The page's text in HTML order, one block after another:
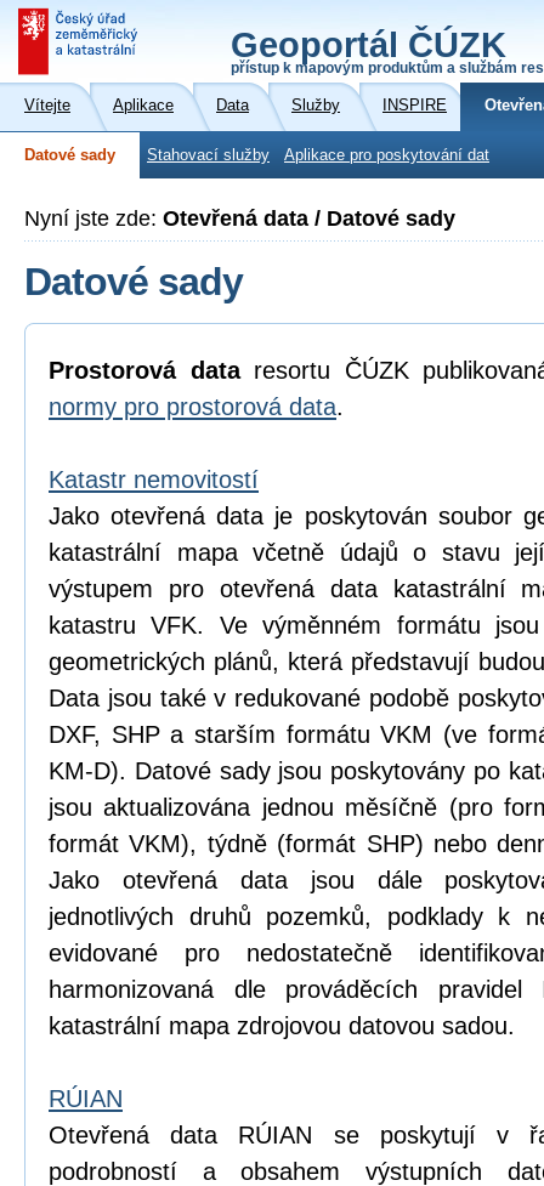
Geoportál ČÚZK
přístup k mapovým produktům a službám
Vítejte Aplikace Data Služby INSPIRE
Datové sady Stahovací služby Aplikace pro poskytování dat
Nyní jste zde: Otevřená data / Datové sady
Datové sady
Prostorová data resortu ČÚZK
normy pro prostorová data.
Katastr nemovitostí
Jako otevřená data je poskytován soubor
katastrální mapa včetně údajů o stavu
výstupem pro otevřená data katastrální
katastru VFK. Ve výměnném formátu
geometrických plánů, která představují
Data jsou také v redukované podobě
DXF, SHP a starším formátu VKM (ve
KM-D). Datové sady jsou poskytovány po
jsou aktualizována jednou měsíčně (pro
formát VKM), týdně (formát SHP) nebo
Jako otevřená data jsou dále
jednotlivých druhů pozemků, podklady k
evidované pro nedostatečně
harmonizovaná dle prováděcích
katastrální mapa zdrojovou datovou sadou.
RÚIAN
Otevřená data RÚIAN se poskytují v
podrobností a obsahem výstupních